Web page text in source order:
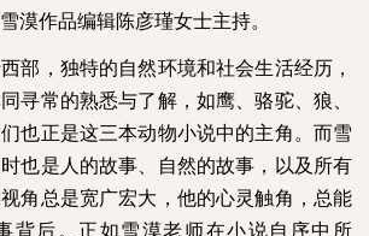
漠作品编辑陈彦瑾女士主持。
部，独特的自然环境和社会生活经历，
寻常的熟悉与了解，如鹰、骆驼、狼、
也正是这三本动物小说中的主角。而雪
也是人的故事、自然的故事，以及所有
角总是宽广宏大，他的心灵触角，总能
背后。正如雪漠老师在小说自序中所